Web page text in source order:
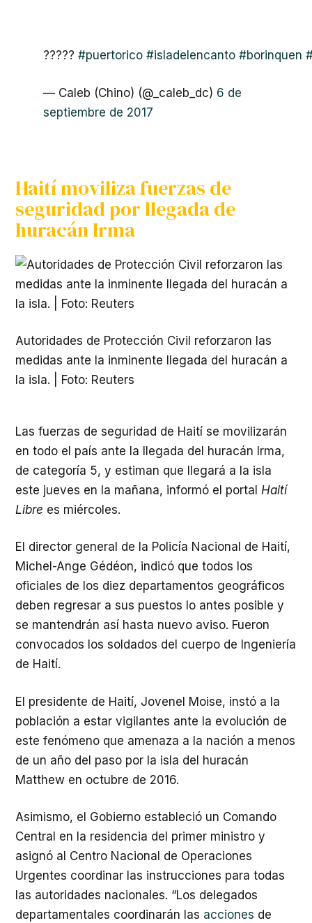
????? #puertorico #isladelencanto #borinquen
— Caleb (Chino) (@_caleb_dc) 6 de
septiembre de 2017
Haití moviliza fuerzas de
seguridad por llegada de
huracán Irma
Autoridades de Protección Civil reforzaron las
medidas ante la inminente llegada del huracán a
la isla. | Foto: Reuters
Las fuerzas de seguridad de Haití se movilizarán
en todo el país ante la llegada del huracán Irma,
de categoría 5, y estiman que llegará a la isla
este jueves en la mañana, informó el portal Haití
Libre es miércoles.
El director general de la Policía Nacional de Haití,
Michel-Ange Gédéon, indicó que todos los
oficiales de los diez departamentos geográficos
deben regresar a sus puestos lo antes posible y
se mantendrán así hasta nuevo aviso. Fueron
convocados los soldados del cuerpo de Ingeniería
de Haití.
El presidente de Haití, Jovenel Moise, instó a la
población a estar vigilantes ante la evolución de
este fenómeno que amenaza a la nación a menos
de un año del paso por la isla del huracán
Matthew en octubre de 2016.
Asimismo, el Gobierno estableció un Comando
Central en la residencia del primer ministro y
asignó al Centro Nacional de Operaciones
Urgentes coordinar las instrucciones para todas
las autoridades nacionales. “Los delegados
departamentales coordinarán las acciones de